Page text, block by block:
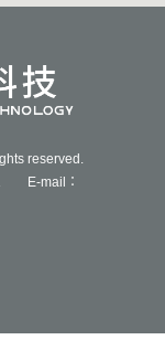
reserved.
E-mail：